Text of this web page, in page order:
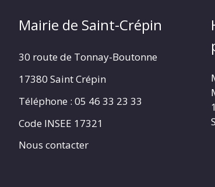
Mairie de Saint-Crépin
30 route de Tonnay-Boutonne
17380 Saint Crépin
Téléphone : 05 46 33 23 33
Code INSEE 17321
Nous contacter